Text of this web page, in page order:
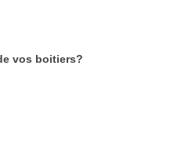
vos boitiers?